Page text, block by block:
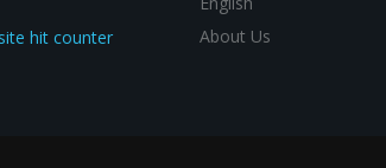
About Us